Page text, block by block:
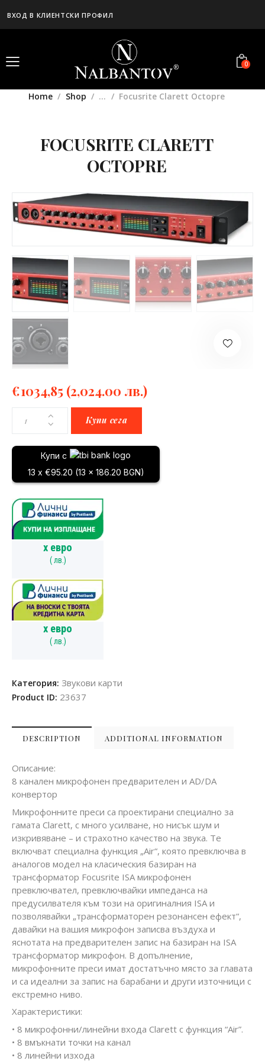
ВХОД В КЛИЕНТСКИ ПРОФИЛ
0
FOCUSRITE CLARETT
OCTOPRE
Home Shop ... Focusrite Clarett Octopre
€1034,85 (2,024.00 лв.)
Купи сега
Купи с
13 x €95.20 (13 x 186.20 BGN)
x евро
(лв.)
x евро
(лв.)
Категория: Звукови карти
Product ID: 23637
DESCRIPTION ADDITIONAL INFORMATION
Описание:
8 канален микрофонен предварителен и AD/DA
конвертор
Микрофонните преси са проектирани специално за
гамата Clarett, с много усилване, но нисък шум и
изкривяване – и страхотно качество на звука. Те
включват специална функция „Air“, която превключва в
аналогов модел на класическия базиран на
трансформатор Focusrite ISA микрофонен
превключвател, превключвайки импеданса на
предусилвателя към този на оригиналния ISA и
позволявайки „трансформаторен резонансен ефект“,
давайки на вашия микрофон записва въздуха и
яснотата на предварителен запис на базиран на ISA
трансформатор микрофон. В допълнение,
микрофонните преси имат достатъчно място за главата
и са идеални за запис на барабани и други източници с
екстремно ниво.
Характеристики:
• 8 микрофонни/линейни входа Clarett с функция “Air”.
• 8 вмъкнати точки на канал
• 8 линейни изхода